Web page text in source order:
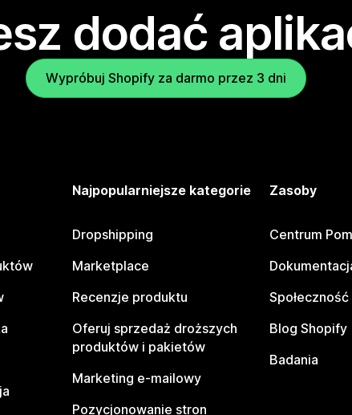
dodać
Wypróbuj Shopify za darmo przez 3 dni
Najpopularniejsze kategorie
Dropshipping
Marketplace
Recenzje produktu
Oferuj sprzedaż droższych
produktów i pakietów
Marketing e-mailowy
Pozycjonowanie stron
Zasoby
Centrum
Blog Shopify
Badania